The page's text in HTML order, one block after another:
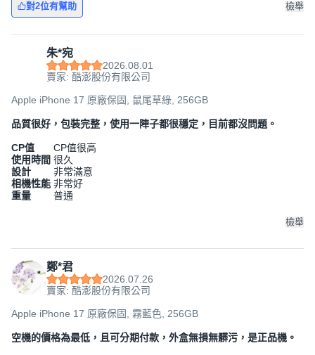
對2位有幫助 檢舉
朱*宛
2026.08.01
賣家: 酷澎股份有限公司
Apple iPhone 17 原廠保固, 鼠尾草綠, 256GB
品質很好，包裝完整，使用一陣子都很穩定，目前都沒問題。
CP值
CP值很高
使用時間 很久
設計
非常滿意
相機性能 非常好
重量
普通
檢舉
鄭*君
2026.07.26
賣家: 酷澎股份有限公司
Apple iPhone 17 原廠保固, 霧藍色, 256GB
空機的價格為最低，且可分期付款，外盒無損無髒污，是正品機。